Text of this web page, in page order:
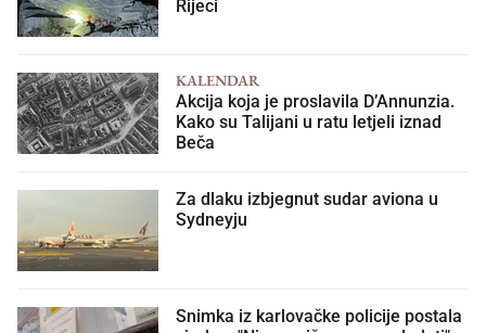
Rijeci
KALENDAR
Akcija koja je proslavila D’Annunzia.
Kako su Talijani u ratu letjeli iznad
Beča
Za dlaku izbjegnut sudar aviona u
Sydneyju
Snimka iz karlovačke policije postala